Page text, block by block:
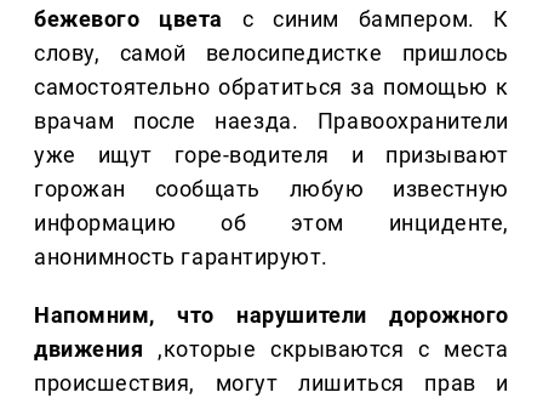
бежевого цвета с синим бампером. К
слову, самой велосипедистке пришлось
самостоятельно обратиться за помощью к
врачам после наезда. Правоохранители
уже ищут горе-водителя и призывают
горожан сообщать любую известную
информацию об этом инциденте,
анонимность гарантируют.
Напомним, что нарушители дорожного
движения ,которые скрываются с места
происшествия, могут лишиться прав и